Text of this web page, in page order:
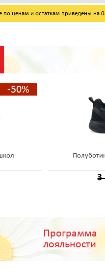
ценам и остаткам приведены на
-50%
3
Программа
лояльности